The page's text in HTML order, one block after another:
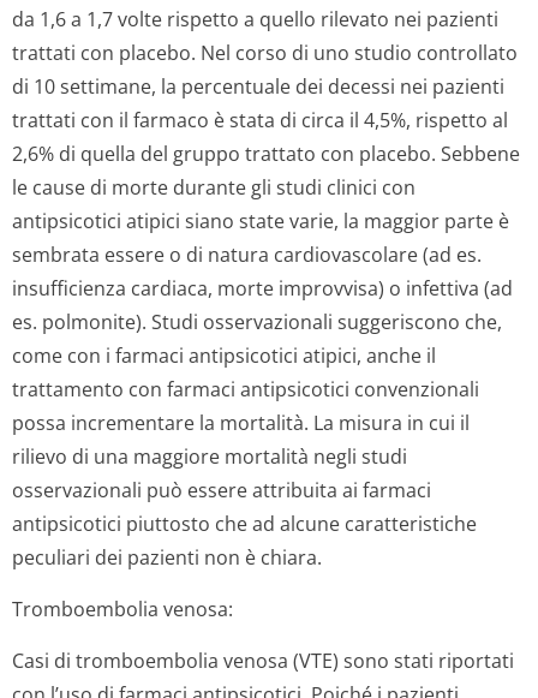
da 1,6 a 1,7 volte rispetto a quello rilevato nei pazienti
trattati con placebo. Nel corso di uno studio controllato
di 10 settimane, la percentuale dei decessi nei pazienti
trattati con il farmaco è stata di circa il 4,5%, rispetto al
2,6% di quella del gruppo trattato con placebo. Sebbene
le cause di morte durante gli studi clinici con
antipsicotici atipici siano state varie, la maggior parte è
sembrata essere o di natura cardiovascolare (ad es.
insufficienza cardiaca, morte improvvisa) o infettiva (ad
es. polmonite). Studi osservazionali suggeriscono che,
come con i farmaci antipsicotici atipici, anche il
trattamento con farmaci antipsicotici convenzionali
possa incrementare la mortalità. La misura in cui il
rilievo di una maggiore mortalità negli studi
osservazionali può essere attribuita ai farmaci
antipsicotici piuttosto che ad alcune caratteristiche
peculiari dei pazienti non è chiara.
Tromboembolia venosa:
Casi di tromboembolia venosa (VTE) sono stati riportati